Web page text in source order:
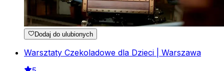
Dodaj do ulubionych
Warsztaty Czekoladowe dla Dzieci | Warszawa